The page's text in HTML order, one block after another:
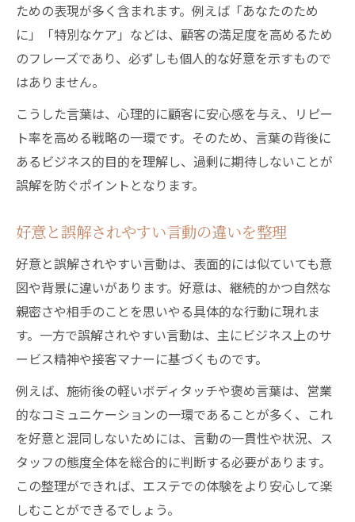
ための表現が多く含まれます。例えば「あなたのため
に」「特別なケア」などは、顧客の満足度を高めるため
のフレーズであり、必ずしも個人的な好意を示すもので
はありません。
こうした言葉は、心理的に顧客に安心感を与え、リピー
ト率を高める戦略の一環です。そのため、言葉の背後に
あるビジネス的目的を理解し、過剰に期待しないことが
誤解を防ぐポイントとなります。
好意と誤解されやすい言動の違いを整理
好意と誤解されやすい言動は、表面的には似ていても意
図や背景に違いがあります。好意は、継続的かつ自然な
親密さや相手のことを思いやる具体的な行動に現れま
す。一方で誤解されやすい言動は、主にビジネス上のサ
ービス精神や接客マナーに基づくものです。
例えば、施術後の軽いボディタッチや褒め言葉は、営業
的なコミュニケーションの一環であることが多く、これ
を好意と混同しないためには、言動の一貫性や状況、ス
タッフの態度全体を総合的に判断する必要があります。
この整理ができれば、エステでの体験をより安心して楽
しむことができるでしょう。